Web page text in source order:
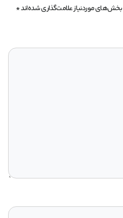
بخش‌های موردنیاز علامت‌گذاری شده‌اند*